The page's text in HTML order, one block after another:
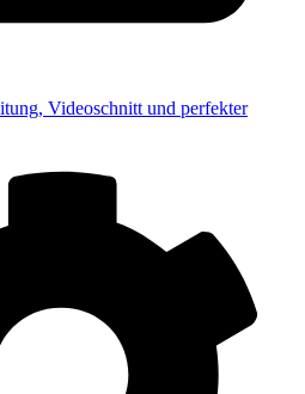
Videoschnitt und perfekter